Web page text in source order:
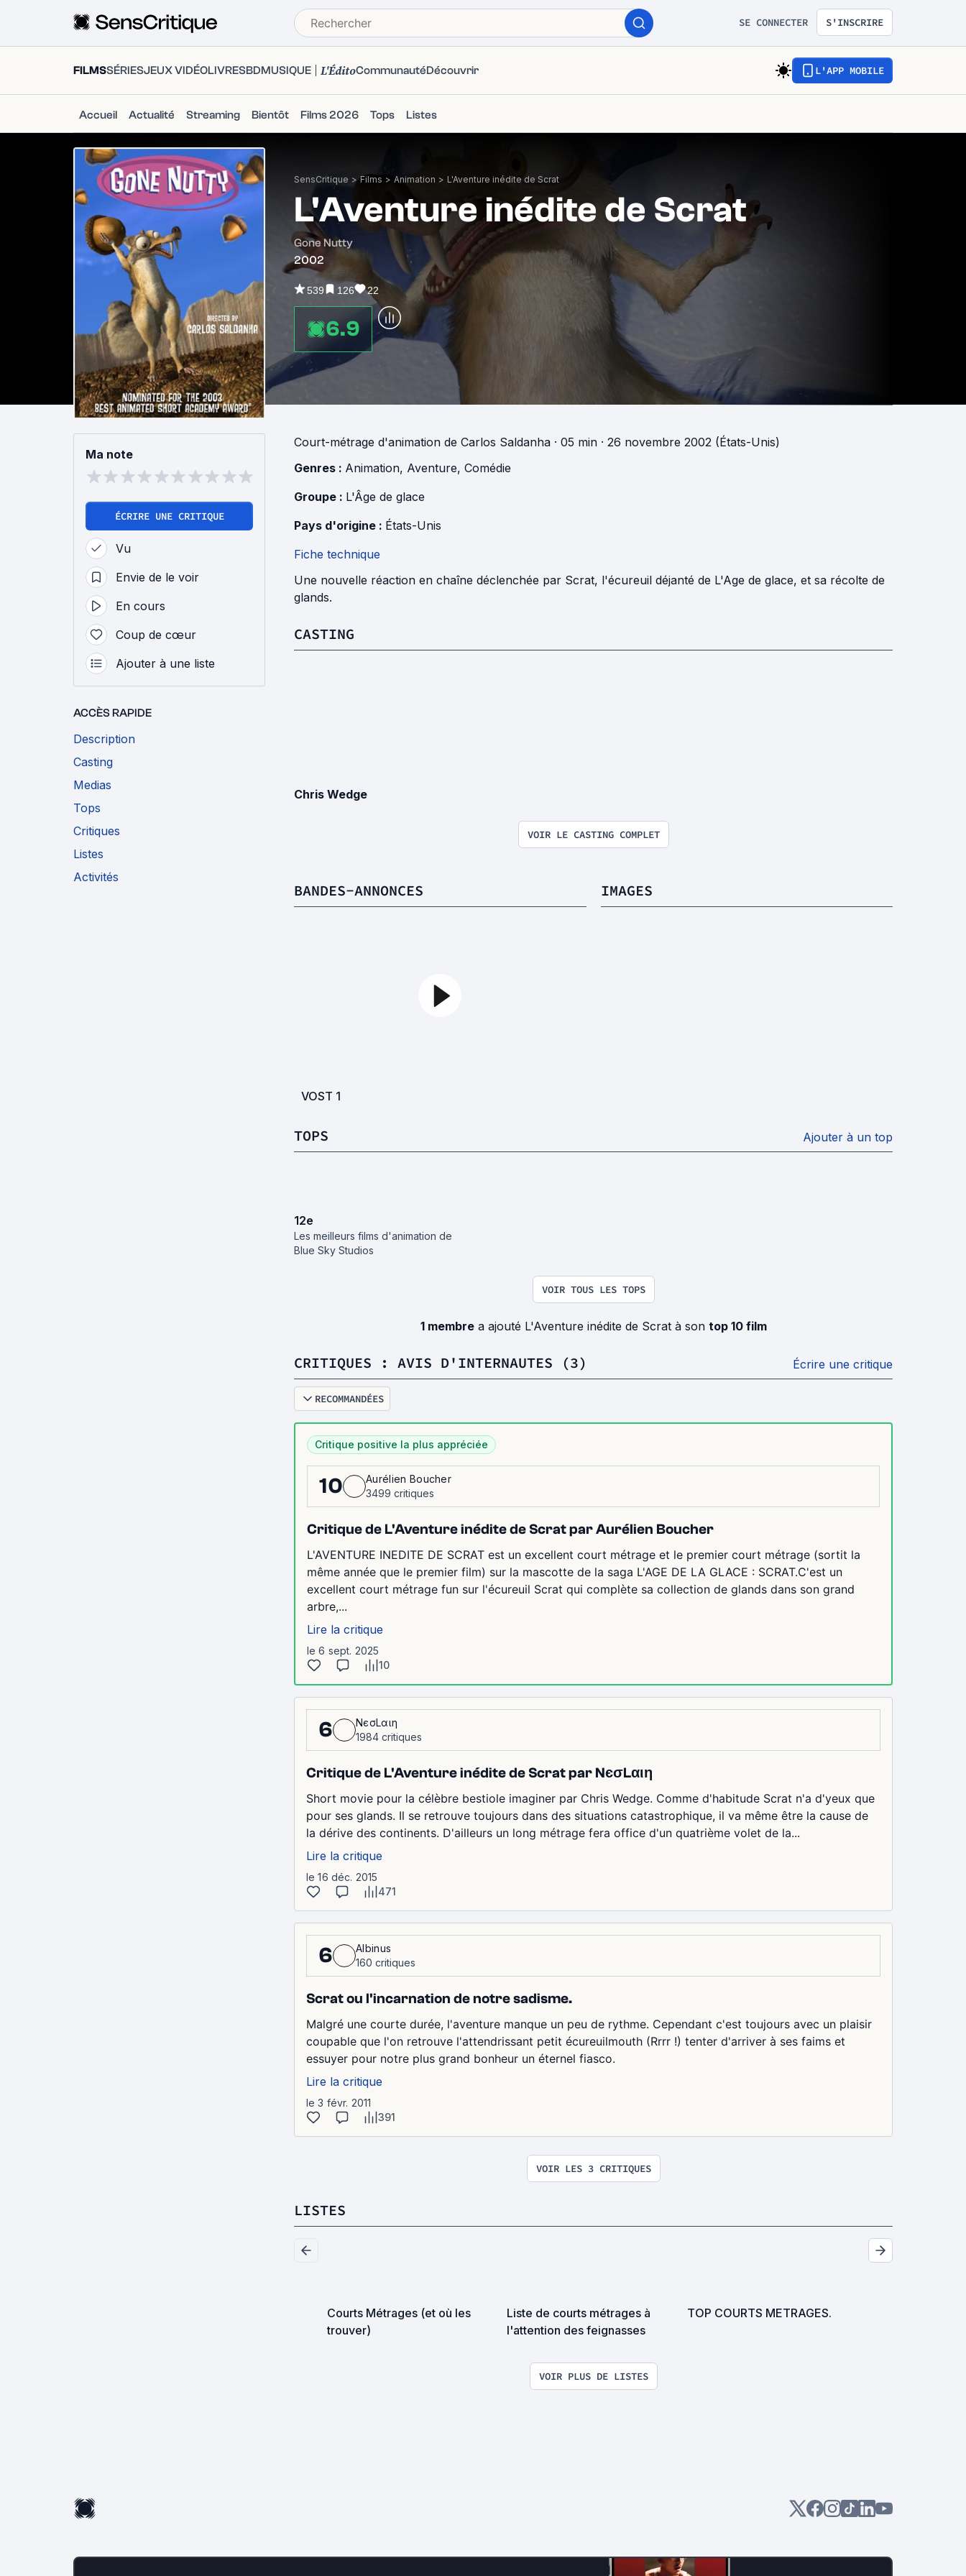
SE CONNECTER S'INSCRIRE
FILMSSÉRIESJEUX VIDÉOLIVRESBDMUSIQUE L'ÉditoCommunautéDécouvrir L'APP MOBILE
Accueil Actualité Streaming Bientôt Films 2026 Tops Listes
SensCritique > Films > Animation > L'Aventure inédite de Scrat
L'Aventure inédite de Scrat
Gone Nutty
2002
539 126 22
6.9
Ma note
ÉCRIRE UNE CRITIQUE
Vu
Envie de le voir
En cours
Coup de cœur
Ajouter à une liste
ACCÈS RAPIDE
Description
Casting
Medias
Tops
Critiques
Listes
Activités
Court-métrage d'animation de Carlos Saldanha · 05 min · 26 novembre 2002 (États-Unis)
Genres : Animation, Aventure, Comédie
Groupe : L'Âge de glace
Pays d'origine : États-Unis
Fiche technique
Une nouvelle réaction en chaîne déclenchée par Scrat, l'écureuil déjanté de L'Age de glace, et sa récolte de
glands.
CASTING
Chris Wedge
VOIR LE CASTING COMPLET
BANDES-ANNONCES
VOST 1
IMAGES
TOPS Ajouter à un top
12e
Les meilleurs films d'animation de
Blue Sky Studios
VOIR TOUS LES TOPS
1 membrea ajouté L'Aventure inédite de Scrat à son top 10 film
CRITIQUES : AVIS D'INTERNAUTES (3) Écrire une critique
RECOMMANDÉES
Critique positive la plus appréciée
10
Aurélien Boucher
3499 critiques
Critique de L'Aventure inédite de Scrat par Aurélien Boucher
L'AVENTURE INEDITE DE SCRAT est un excellent court métrage et le premier court métrage (sortit la
même année que le premier film) sur la mascotte de la saga L'AGE DE LA GLACE : SCRAT.C'est un
excellent court métrage fun sur l'écureuil Scrat qui complète sa collection de glands dans son grand
arbre,...
Lire la critique
le 6 sept. 2025
10
6
NєσLαιη
1984 critiques
Critique de L'Aventure inédite de Scrat par NєσLαιη
Short movie pour la célèbre bestiole imaginer par Chris Wedge. Comme d'habitude Scrat n'a d'yeux que
pour ses glands. Il se retrouve toujours dans des situations catastrophique, il va même être la cause de
la dérive des continents. D'ailleurs un long métrage fera office d'un quatrième volet de la...
Lire la critique
le 16 déc. 2015
471
6
Albinus
160 critiques
Scrat ou l'incarnation de notre sadisme.
Malgré une courte durée, l'aventure manque un peu de rythme. Cependant c'est toujours avec un plaisir
coupable que l'on retrouve l'attendrissant petit écureuilmouth (Rrrr !) tenter d'arriver à ses faims et
essuyer pour notre plus grand bonheur un éternel fiasco.
Lire la critique
le 3 févr. 2011
391
VOIR LES 3 CRITIQUES
LISTES
Courts Métrages (et où les
trouver)
Liste de courts métrages à
l'attention des feignasses
TOP COURTS METRAGES.
VOIR PLUS DE LISTES